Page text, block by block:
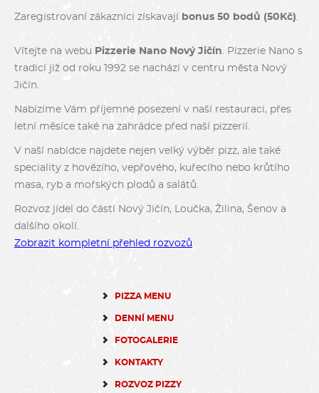
Zaregistrovaní zákazníci získavají bonus 50 bodů (50Kč)
Vítejte na webu Pizzerie Nano Nový Jičín . Pizzerie Nano s
tradicí již od roku 1992 se nachází v centru města Nový
Jičín.
Nabízíme Vám příjemné posezení v naší restauraci, přes
letní měsíce také na zahrádce před naší pizzerií.
V naší nabídce najdete nejen velký výběr pizz, ale také
speciality z hovězího, vepřového, kuřecího nebo krůtího
masa, ryb a mořských plodů a salátů.
Rozvoz jídel do částí Nový Jičín, Loučka, Žilina, Šenov a
dalšího okolí.
Zobrazit kompletní přehled rozvozů
PIZZA MENU
DENNÍ MENU
FOTOGALERIE
KONTAKTY
ROZVOZ PIZZY